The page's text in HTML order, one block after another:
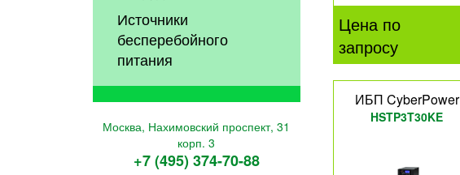
Источники
бесперебойного
питания
Москва, Нахимовский проспект, 31
корп. 3
+7 (495) 374-70-88
Цена по
запросу
ИБП CyberPower
HSTP3T30KE